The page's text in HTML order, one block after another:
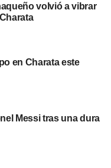
volvió a vibrar
en Charata este
Messi tras una dura